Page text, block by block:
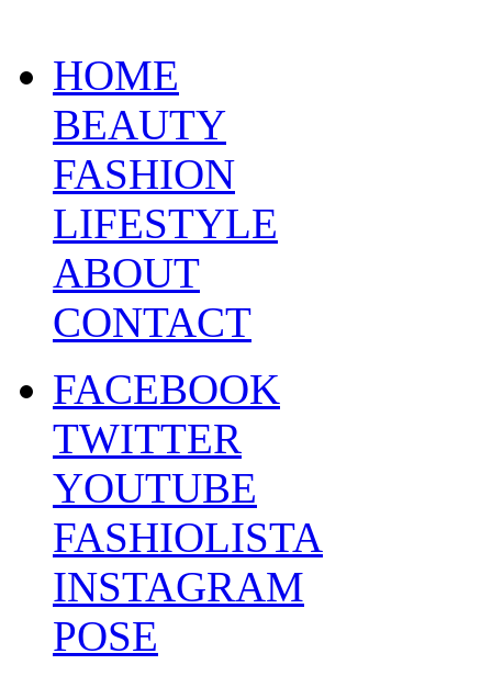
HOME
BEAUTY
FASHION
LIFESTYLE
ABOUT
CONTACT
FACEBOOK
TWITTER
YOUTUBE
FASHIOLISTA
INSTAGRAM
POSE